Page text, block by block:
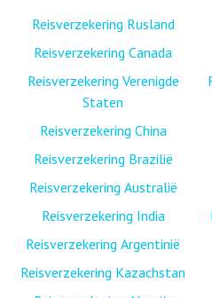
Reisverzekering Rusland
Reisverzekering Canada
Reisverzekering Verenigde
Staten
Reisverzekering China
Reisverzekering Brazilië
Reisverzekering Australië
Reisverzekering India
Reisverzekering Argentinië
Reisverzekering Kazachstan